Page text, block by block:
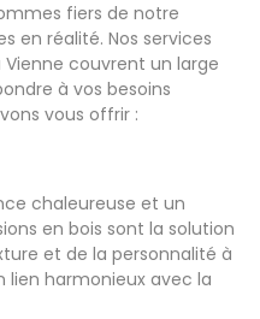
fiers de notre
en réalité. Nos services
couvrent un large
à vos besoins
vous offrir :
chaleureuse et un
en bois sont la solution
et de la personnalité à
harmonieux avec la